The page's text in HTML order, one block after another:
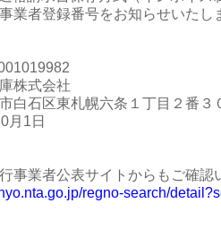
業者登録番号をお知らせいたし
株式会社
白石区東札幌六条１丁目２番３
月1日
事業者公表サイトからもご確認
regno-search/